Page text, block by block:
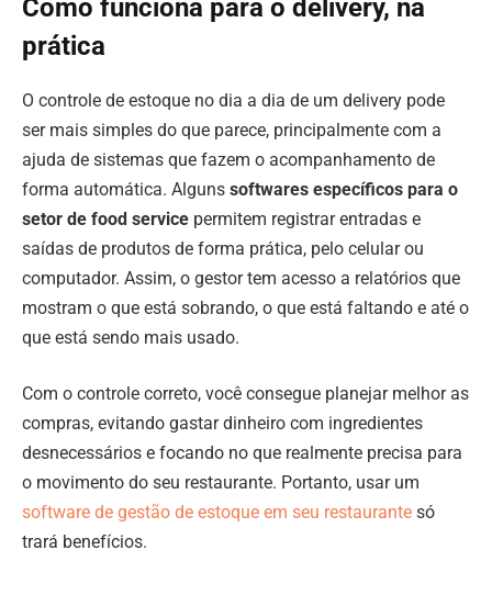
Como funciona para o delivery, na
prática
O controle de estoque no dia a dia de um delivery pode
ser mais simples do que parece, principalmente com a
ajuda de sistemas que fazem o acompanhamento de
forma automática. Alguns softwares específicos para o
setor de food service permitem registrar entradas e
saídas de produtos de forma prática, pelo celular ou
computador. Assim, o gestor tem acesso a relatórios que
mostram o que está sobrando, o que está faltando e até o
que está sendo mais usado.
Com o controle correto, você consegue planejar melhor as
compras, evitando gastar dinheiro com ingredientes
desnecessários e focando no que realmente precisa para
o movimento do seu restaurante. Portanto, usar um
software de gestão de estoque em seu restaurante só
trará benefícios.